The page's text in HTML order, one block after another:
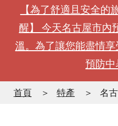
【為了舒適且安全的
醒】 今天名古屋市內
溫。為了讓您能盡情
預防中
首頁 特產 名